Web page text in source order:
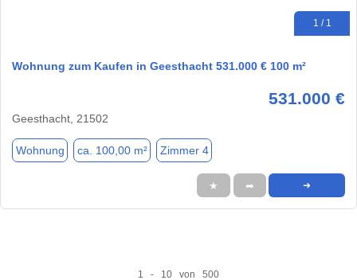
1 / 1
Wohnung zum Kaufen in Geesthacht 531.000 € 100 m²
531.000 €
Geesthacht, 21502
Wohnung ca. 100,00 m² Zimmer 4
★ ➦ ➜
1 - 10 von 500